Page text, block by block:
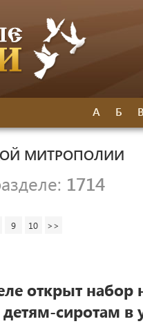
А Б
МИТРОПОЛИИ
1714
9 10 >>
открыт набор
сиротам в